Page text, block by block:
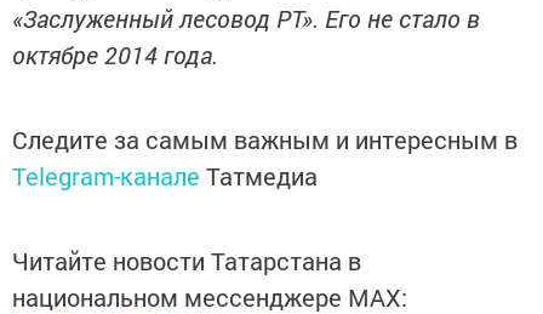
«Заслуженный лесовод РТ». Его не стало в
октябре 2014 года.
Следите за самым важным и интересным в
Telegram-канале Татмедиа
Читайте новости Татарстана в
национальном мессенджере MАХ: